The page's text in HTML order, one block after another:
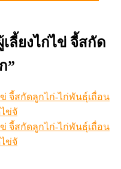
เลี้ยงไก่ไข่ จี้สกัด
”
ข่ จี้สกัดลูกไก่-ไก่พันธุ์เถื่อน
ข่จั
ข่ จี้สกัดลูกไก่-ไก่พันธุ์เถื่อน
ข่จั